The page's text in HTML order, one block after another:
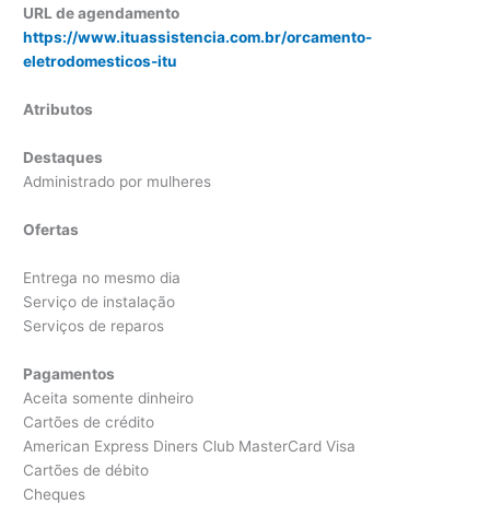
URL de agendamento
https://www.ituassistencia.com.br/orcamento-
eletrodomesticos-itu
Atributos
Destaques
Administrado por mulheres
Ofertas
Entrega no mesmo dia
Serviço de instalação
Serviços de reparos
Pagamentos
Aceita somente dinheiro
Cartões de crédito
American Express Diners Club MasterCard Visa
Cartões de débito
Cheques